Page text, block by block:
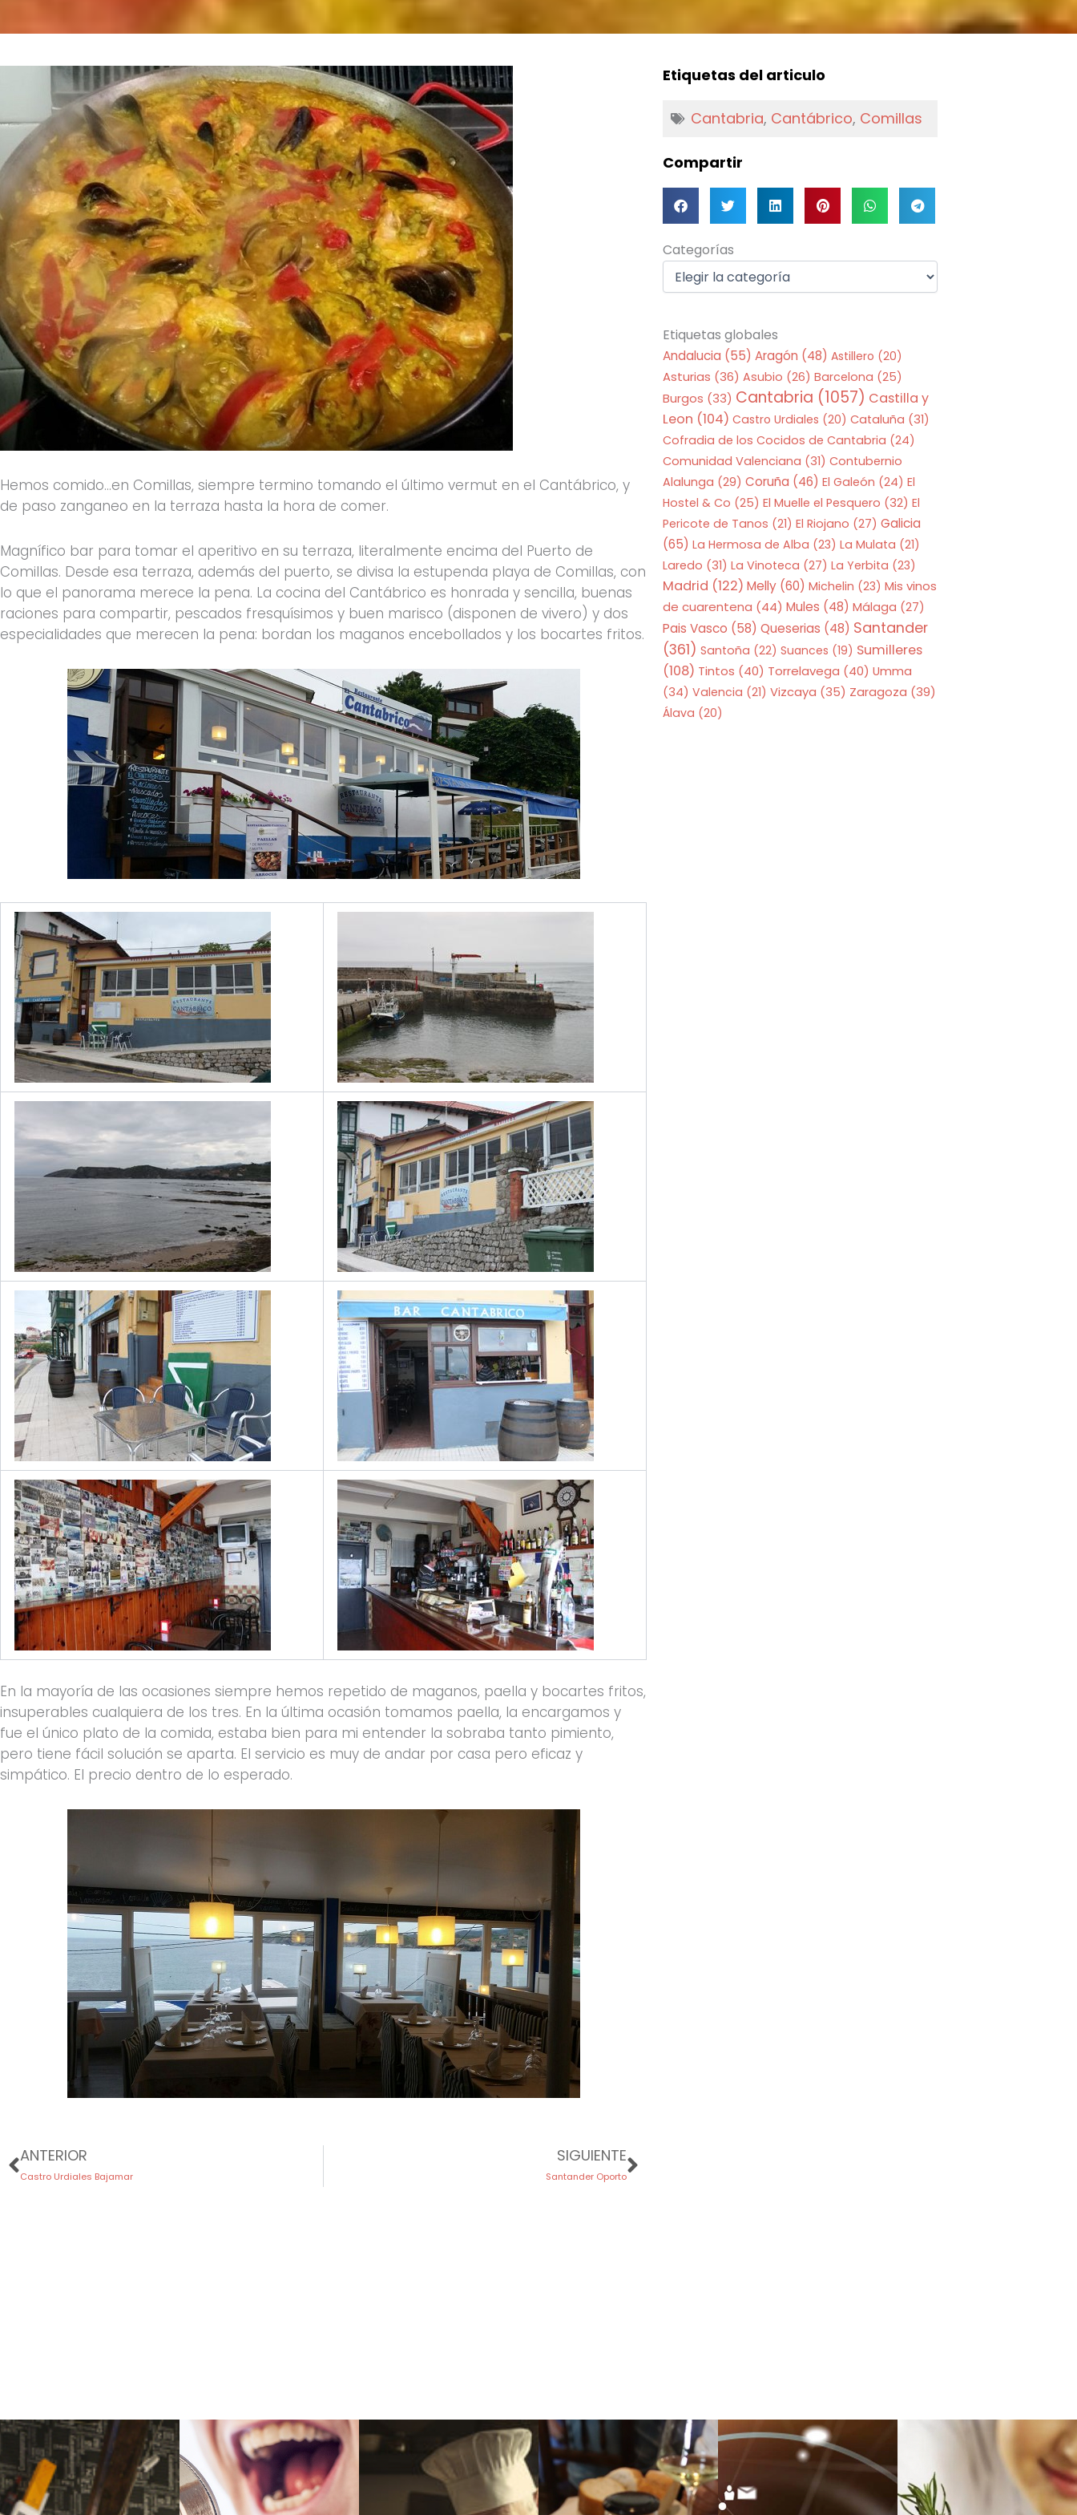
Hemos comido…en Comillas, siempre termino tomando el último vermut en el Cantábrico, y
de paso zanganeo en la terraza hasta la hora de comer.
Magnífico bar para tomar el aperitivo en su terraza, literalmente encima del Puerto de
Comillas. Desde esa terraza, además del puerto, se divisa la estupenda playa de Comillas, con
lo que el panorama merece la pena. La cocina del Cantábrico es honrada y sencilla, buenas
raciones para compartir, pescados fresquísimos y buen marisco (disponen de vivero) y dos
especialidades que merecen la pena: bordan los maganos encebollados y los bocartes fritos.
En la mayoría de las ocasiones siempre hemos repetido de maganos, paella y bocartes fritos,
insuperables cualquiera de los tres. En la última ocasión tomamos paella, la encargamos y
fue el único plato de la comida, estaba bien para mi entender la sobraba tanto pimiento,
pero tiene fácil solución se aparta. El servicio es muy de andar por casa pero eficaz y
simpático. El precio dentro de lo esperado.
Prev
ANTERIOR
Castro Urdiales Bajamar
SIGUIENTE
Santander Oporto
Etiquetas del articulo
Cantabria, Cantábrico, Comillas
Compartir
Categorías
Categorías
Etiquetas globales
Andalucia (55) Aragón (48) Astillero (20)
Asturias (36) Asubio (26) Barcelona (25)
Burgos (33) Cantabria (1057) Castilla y
Leon (104) Castro Urdiales (20) Cataluña (31)
Cofradia de los Cocidos de Cantabria (24)
Comunidad Valenciana (31) Contubernio
Alalunga (29) Coruña (46) El Galeón (24) El
Hostel & Co (25) El Muelle el Pesquero (32) El
Pericote de Tanos (21) El Riojano (27) Galicia
(65) La Hermosa de Alba (23) La Mulata (21)
Laredo (31) La Vinoteca (27) La Yerbita (23)
Madrid (122) Melly (60) Michelin (23) Mis vinos
de cuarentena (44) Mules (48) Málaga (27)
Pais Vasco (58) Queserias (48) Santander
(361) Santoña (22) Suances (19) Sumilleres
(108) Tintos (40) Torrelavega (40) Umma
(34) Valencia (21) Vizcaya (35) Zaragoza (39)
Álava (20)